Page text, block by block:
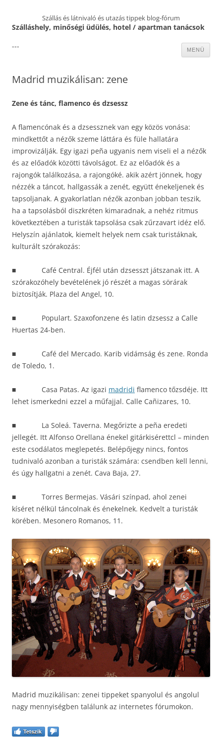
Szállás és látnivaló és utazás tippek blog-fórum
Szálláshely, minőségi üdülés, hotel / apartman tanácsok
MENÜ
---
Madrid muzikálisan: zene
Zene és tánc, flamenco és dzsessz
A flamencónak és a dzsessznek van egy közös vonása:
mindkettőt a nézők szeme láttára és füle hallatára
improvizálják. Egy igazi peña ugyanis nem viseli el a nézők
és az előadók közötti távolságot. Ez az előadók és a
rajongók találkozása, a rajongóké. akik azért jönnek, hogy
nézzék a táncot, hallgassák a zenét, együtt énekeljenek és
tapsoljanak. A gyakorlatlan nézők azonban jobban teszik,
ha a tapsolásból diszkréten kimaradnak, a nehéz ritmus
következtében a turisták tapsolása csak zűrzavart idéz elő.
Helyszín ajánlatok, kiemelt helyek nem csak turistáknak,
kulturált szórakozás:
■ Café Central. Éjfél után dzsesszt játszanak itt. A
szórakozóhely bevételének jó részét a magas sörárak
biztosítják. Plaza del Angel, 10.
■ Populart. Szaxofonzene és latin dzsessz a Calle
Huertas 24-ben.
■ Café del Mercado. Karib vidámság és zene. Ronda
de Toledo, 1.
■ Casa Patas. Az igazi madridi flamenco tőzsdéje. Itt
lehet ismerkedni ezzel a műfajjal. Calle Cañizares, 10.
■ La Soleá. Taverna. Megőrizte a peña eredeti
jellegét. Itt Alfonso Orellana énekel gitárkisérettcl – minden
este csodálatos meglepetés. Belépőjegy nincs, fontos
tudnivaló azonban a turisták számára: csendben kell lenni,
és úgy hallgatni a zenét. Cava Baja, 27.
■ Torres Bermejas. Vásári színpad, ahol zenei
kíséret nélkül táncolnak és énekelnek. Kedvelt a turisták
körében. Mesonero Romanos, 11.
Madrid muzikálisan: zenei tippeket spanyolul és angolul
nagy mennyiségben találunk az internetes fórumokon.
Tetszik